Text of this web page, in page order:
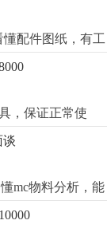
配件图纸，有工
，保证正常使
。2. 会使用卡尺
谈
mc物料分析，能